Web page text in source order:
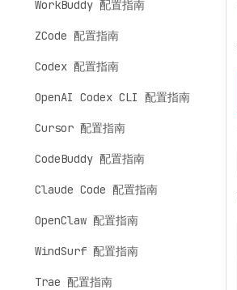
WorkBuddy 配置指南
ZCode 配置指南
Codex 配置指南
OpenAI Codex CLI 配置指南
Cursor 配置指南
CodeBuddy 配置指南
Claude Code 配置指南
OpenClaw 配置指南
WindSurf 配置指南
Trae 配置指南